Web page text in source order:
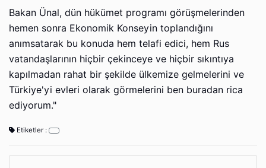
Bakan Ünal, dün hükümet programı görüşmelerinden
hemen sonra Ekonomik Konseyin toplandığını
anımsatarak bu konuda hem telafi edici, hem Rus
vatandaşlarının hiçbir çekinceye ve hiçbir sıkıntıya
kapılmadan rahat bir şekilde ülkemize gelmelerini ve
Türkiye'yi evleri olarak görmelerini ben buradan rica
ediyorum."
Etiketler :